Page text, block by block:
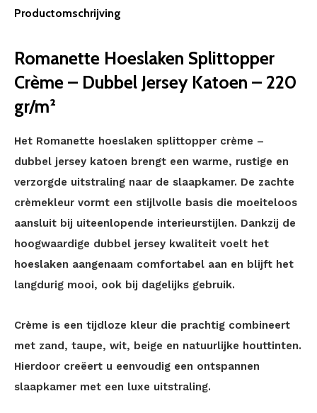
Productomschrijving
Romanette Hoeslaken Splittopper
Crème – Dubbel Jersey Katoen – 220
gr/m²
Het Romanette hoeslaken splittopper crème –
dubbel jersey katoen brengt een warme, rustige en
verzorgde uitstraling naar de slaapkamer. De zachte
crèmekleur vormt een stijlvolle basis die moeiteloos
aansluit bij uiteenlopende interieurstijlen. Dankzij de
hoogwaardige dubbel jersey kwaliteit voelt het
hoeslaken aangenaam comfortabel aan en blijft het
langdurig mooi, ook bij dagelijks gebruik.
Crème is een tijdloze kleur die prachtig combineert
met zand, taupe, wit, beige en natuurlijke houttinten.
Hierdoor creëert u eenvoudig een ontspannen
slaapkamer met een luxe uitstraling.